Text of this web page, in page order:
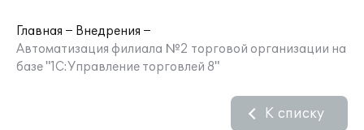
Главная
Внедрения
Автоматизация филиала №2 торговой организации на
базе "1С:Управление торговлей 8"
К списку